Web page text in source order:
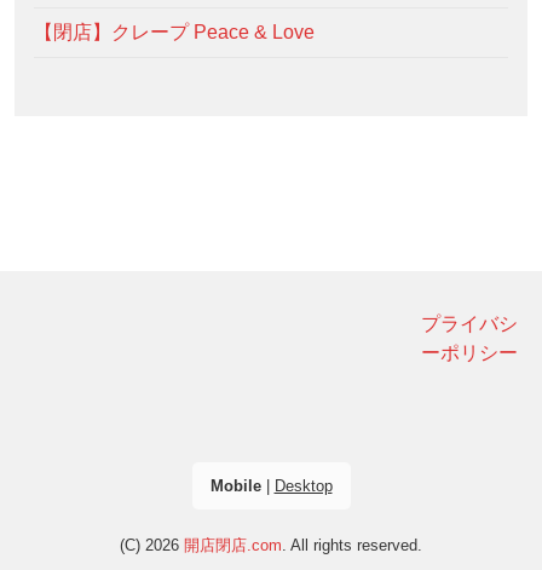
【閉店】クレープ Peace & Love
プライバシ
ーポリシー
Mobile| Desktop
(C) 2026 開店閉店.com. All rights reserved.